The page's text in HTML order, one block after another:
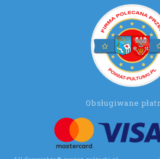
Obsługiwane